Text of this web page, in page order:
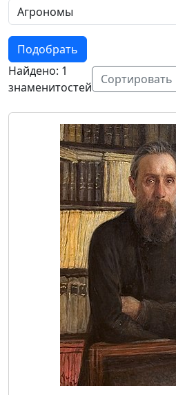
Подобрать
Найдено: 1
знаменитостей